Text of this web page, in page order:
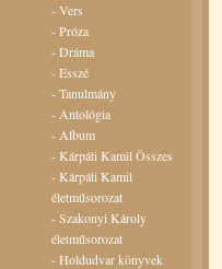
-Vers
-Próza
-Dráma
-Esszé
-Tanulmány
- Antológia
- Album
-Kárpáti Kamil Összes
-Kárpáti Kamil
életműsorozat
-Szakonyi Károly
életműsorozat
-Holdudvar könyvek